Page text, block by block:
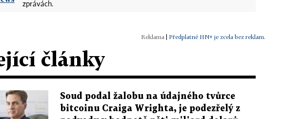
zprávách.
| Předplatné HN+ je zcela bez reklam.
články
Soud podal žalobu na údajného tvůrce
bitcoinu Craiga Wrighta, je podezřelý z